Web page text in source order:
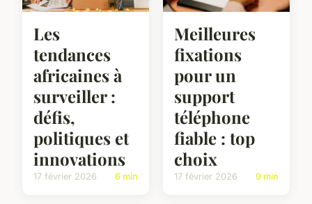
Les
tendances
africaines à
surveiller :
défis,
politiques et
innovations
17 février 2026 6 min
Meilleures
fixations
pour un
support
téléphone
fiable : top
choix
17 février 2026 9 min